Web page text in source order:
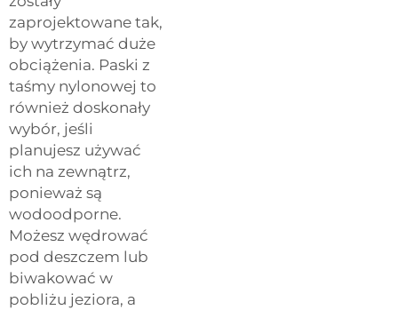
zaprojektowane tak,
by wytrzymać duże
obciążenia. Paski z
taśmy nylonowej to
również doskonały
wybór, jeśli
planujesz używać
ich na zewnątrz,
ponieważ są
wodoodporne.
Możesz wędrować
pod deszczem lub
biwakować w
pobliżu jeziora, a